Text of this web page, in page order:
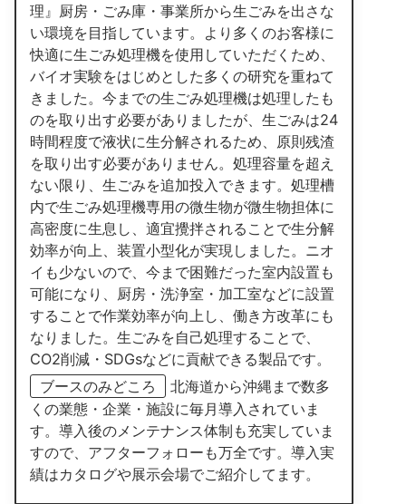
理』厨房・ごみ庫・事業所から生ごみを出さな
い環境を目指しています。より多くのお客様に
快適に生ごみ処理機を使用していただくため、
バイオ実験をはじめとした多くの研究を重ねて
きました。今までの生ごみ処理機は処理したも
のを取り出す必要がありましたが、生ごみは24
時間程度で液状に生分解されるため、原則残渣
を取り出す必要がありません。処理容量を超え
ない限り、生ごみを追加投入できます。処理槽
内で生ごみ処理機専用の微生物が微生物担体に
高密度に生息し、適宜攪拌されることで生分解
効率が向上、装置小型化が実現しました。ニオ
イも少ないので、今まで困難だった室内設置も
可能になり、厨房・洗浄室・加工室などに設置
することで作業効率が向上し、働き方改革にも
なりました。生ごみを自己処理することで、
CO2削減・SDGsなどに貢献できる製品です。
ブースのみどころ
北海道から沖縄まで数多
くの業態・企業・施設に毎月導入されていま
す。導入後のメンテナンス体制も充実していま
すので、アフターフォローも万全です。導入実
績はカタログや展示会場でご紹介してます。